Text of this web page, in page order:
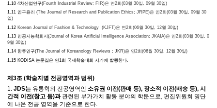
1.10 4차산업연구(Fourth Industrial Review; FIR)은 연2회(03월 30일, 09월 30일)
1.11 연구윤리 (The Journal of Research and Publication Ethics; JRPE)은 연2회(03월 30일, 09월 30
일)
1.12 Korean Journal of Fashion & Technology (KJFT)은 연2회(06월 30일, 12월 30일)
1.13 인공지능학회지(Journal of Korea Artificial Intelligence Association; JKAIA)은 연2회(03월 30일, 0
9월 30일)
1.14 한류연구(The Journal of Koreanology Reviews ; JKR)은 연2회(06월 30일, 12월 30일)
1.15 KODISA 논문집은 연1회 국제학술대회 시기에 발행한다.
제 3조 (학술지별 전공영역과 범위 )
1. JDS는 유통학의 전공영역인 소유권 이전(판매 등), 장소적 이전(배송 등), 시
간적 이전(창고 등)과관련된 부가가치 활동 분야의 학문으로, 편집위원회 명단
에 나온 전공 영역을 기준으로 한다.